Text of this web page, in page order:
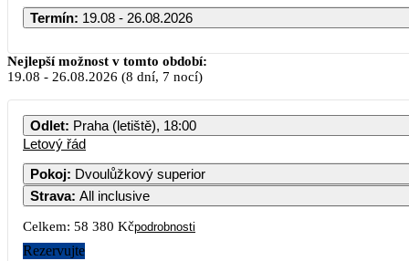
Termín: 19.08 - 26.08.2026
PO
Nejlepší možnost v tomto období:
19.08 - 26.08.2026 (8 dní, 7 nocí)
Odlet: Praha (letiště), 18:00
Letový řád
Pokoj: Dvoulůžkový superior
Strava: All inclusive
Celkem: 58 380 Kčpodrobnosti
Rezervujte